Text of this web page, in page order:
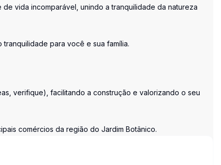
vida incomparável, unindo a tranquilidade da natureza
para você e sua família.
verifique), facilitando a construção e valorizando o seu
comércios da região do Jardim Botânico.